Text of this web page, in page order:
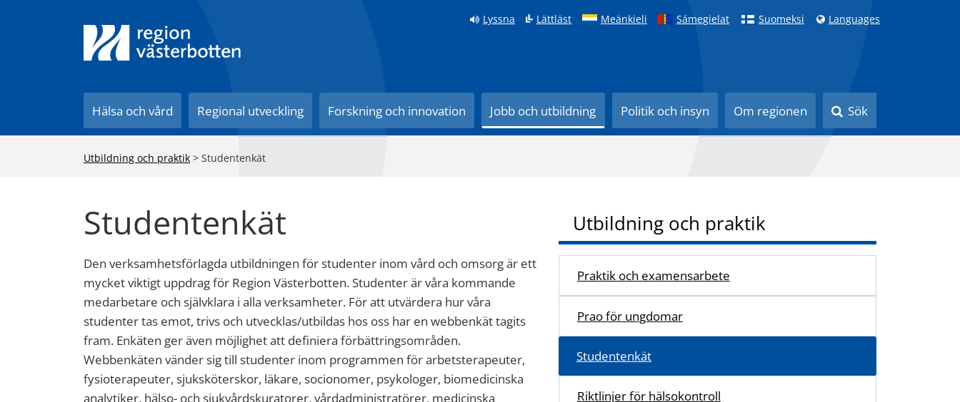
Lyssna Lättläst Meänkieli Sámegielat Suomeksi Languages
Hälsa och vård Regional utveckling Forskning och innovation Jobb och utbildning Politik och insyn Om regionen Sök
Utbildning och praktik > Studentenkät
Studentenkät
Den verksamhetsförlagda utbildningen för studenter inom vård och omsorg är ett
mycket viktigt uppdrag för Region Västerbotten. Studenter är våra kommande
medarbetare och självklara i alla verksamheter. För att utvärdera hur våra
studenter tas emot, trivs och utvecklas/utbildas hos oss har en webbenkät tagits
fram. Enkäten ger även möjlighet att definiera förbättringsområden.
Webbenkäten vänder sig till studenter inom programmen för arbetsterapeuter,
fysioterapeuter, sjuksköterskor, läkare, socionomer, psykologer, biomedicinska
analytiker, hälso- och sjukvårdskuratorer, vårdadministratörer, medicinska
Utbildning och praktik
Praktik och examensarbete
Prao för ungdomar
Studentenkät
Riktlinjer för hälsokontroll